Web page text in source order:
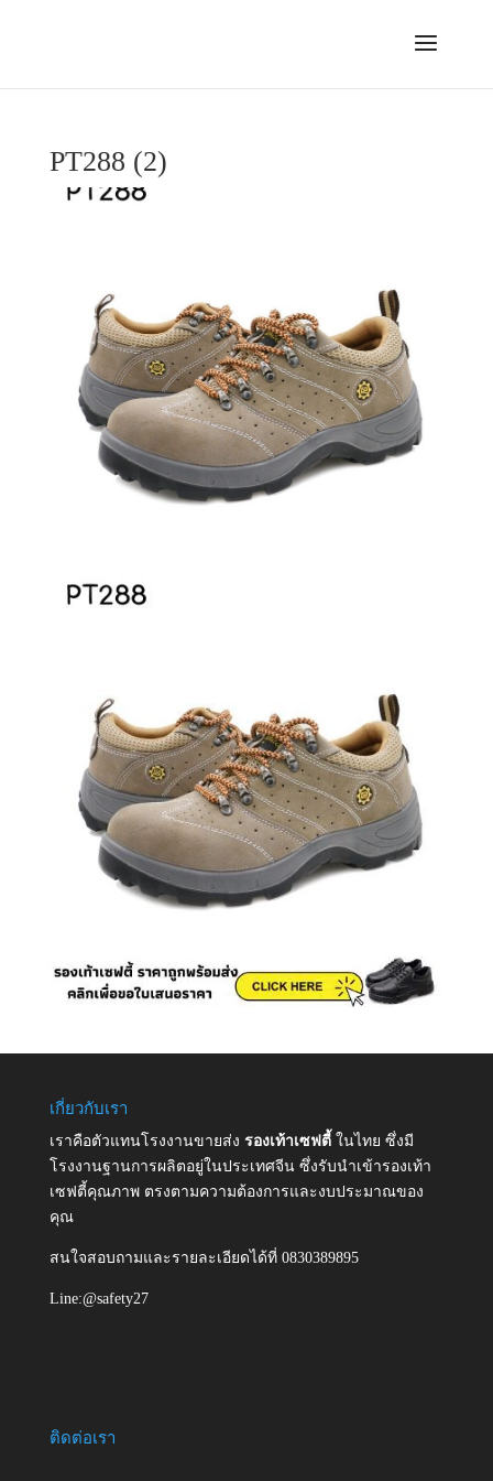
PT288 (2)
เกี่ยวกับเรา
เราคือตัวแทนโรงงานขายส่ง รองเท้าเซฟตี้ ในไทย ซึ่งมี
โรงงานฐานการผลิตอยู่ในประเทศจีน ซึ่งรับนำเข้ารองเท้า
เซฟตี้คุณภาพ ตรงตามความต้องการและงบประมาณของ
คุณ
สนใจสอบถามและรายละเอียดได้ที่ 0830389895
Line:@safety27
ติดต่อเรา